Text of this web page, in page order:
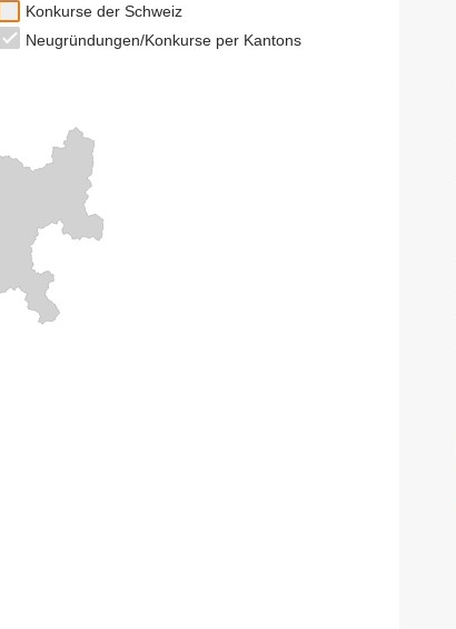
Konkurse der Schweiz
Neugründungen/Konkurse per Kantons